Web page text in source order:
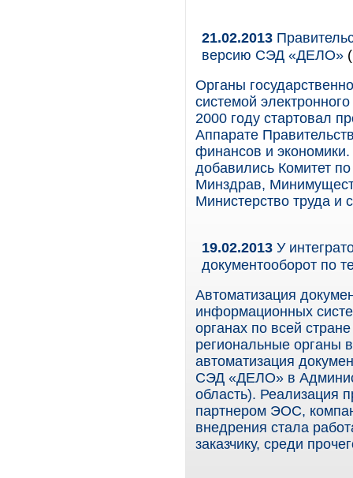
21.02.2013
версию СЭД «ДЕЛО»
Органы
системой
2000 году стартовал
Аппарате
финансов и
добавились Комитет
Минздрав,
Министерство труда и
19.02.2013 У
документооборот по
Автоматизация
информационных
органах по всей
региональные органы
автоматизация
СЭД «ДЕЛО» в
область). Реализация
партнером ЭОС,
внедрения стала
заказчику, среди